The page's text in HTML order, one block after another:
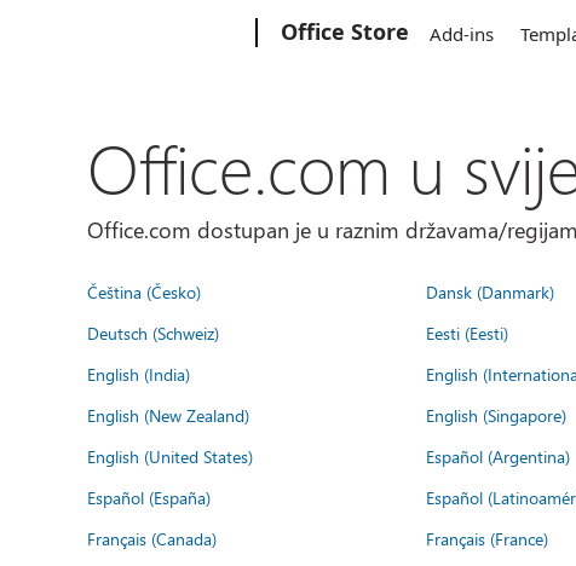
Office Store Add-ins
Office.com u
Office.com dostupan je u raznim državama/
Čeština (Česko) Dansk (Danmark)
Deutsch (Schweiz)
Eesti (Eesti)
English (India)
English
English (New Zealand)
English (Singapore)
English (United States)
Español (Argentina)
Español (España)
Español
Français (Canada)
Français (France)